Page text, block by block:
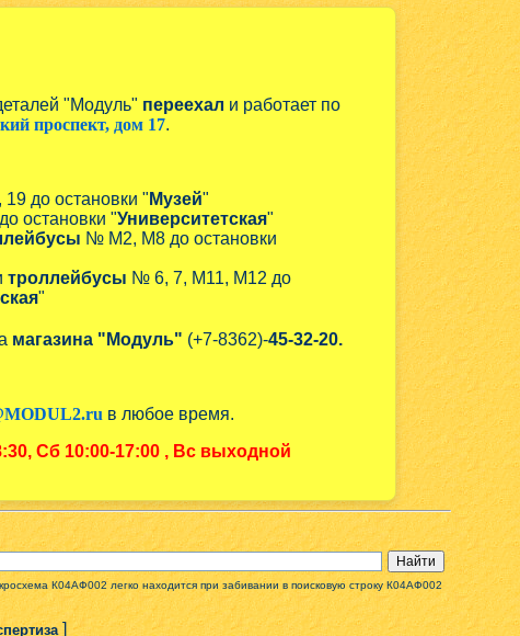
"Модуль" переехал и работает по
проспект, дом 17.
до остановки " Музей"
остановки "Университетская"
№ М2, М8 до остановки
троллейбусы № 6, 7, М11, М12 до
"
магазина "Модуль" (+7-8362)-45-32-20.
в любое время.
, Сб 10:00-17:00 , Вс выходной
К04АФ002 легко находится при забивании в поисковую строку К04АФ002
]